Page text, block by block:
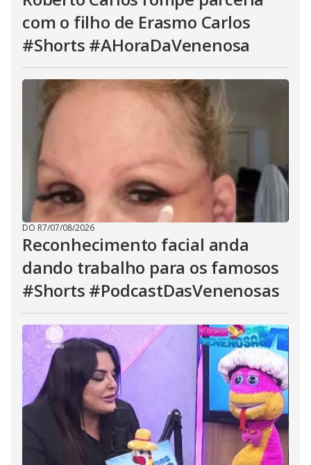
com o filho de Erasmo Carlos
#Shorts #AHoraDaVenenosa
DO R7/07/08/2026
Reconhecimento facial anda
dando trabalho para os famosos
#Shorts #PodcastDasVenenosas